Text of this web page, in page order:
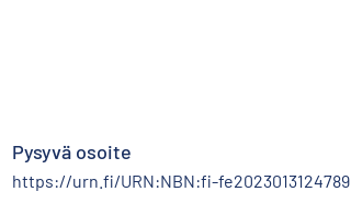
Pysyvä osoite
https://urn.fi/URN:NBN:fi-fe2023013124789